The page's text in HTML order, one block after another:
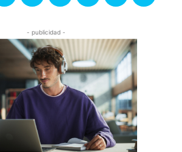
- publicidad -